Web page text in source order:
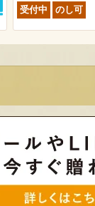
受付中 のし可
かけて育て
新潟
す。